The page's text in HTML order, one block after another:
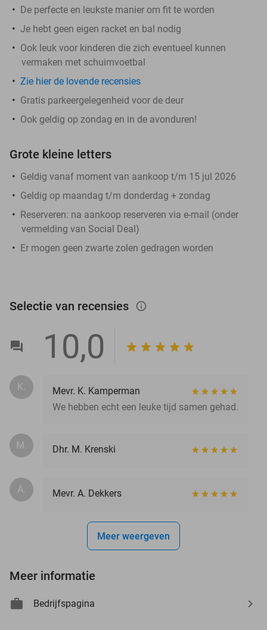
De perfecte en leukste manier om fit te worden
Je hebt geen eigen racket en bal nodig
Ook leuk voor kinderen die zich eventueel kunnen
vermaken met schuimvoetbal
Zie hier de lovende recensies
Gratis parkeergelegenheid voor de deur
Ook geldig op zondag en in de avonduren!
Grote kleine letters
Geldig vanaf moment van aankoop t/m 15 jul 2026
Geldig op maandag t/m donderdag + zondag
Reserveren: na aankoop reserveren via e-mail (onder
vermelding van Social Deal)
Er mogen geen zwarte zolen gedragen worden
Selectie van recensies info_outlined
10,0
K.
Mevr. K. Kamperman
We hebben echt een leuke tijd samen gehad.
M. Dhr. M. Krenski
A. Mevr. A. Dekkers
Meer weergeven
Meer informatie
Bedrijfspagina